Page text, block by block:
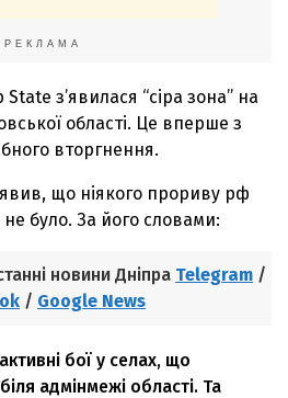
РЕКЛАМА
з’явилася “сіра зона” на
області. Це вперше з
вторгнення.
що ніякого прориву рф
було. За його словами:
новини Дніпра Telegram /
/ Google News
бої у селах, що
адмінмежі області. Та